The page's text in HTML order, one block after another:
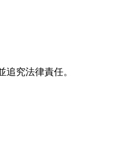
追究法律責任。